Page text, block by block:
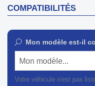
COMPATIBILITÉS
Mon modèle est-il
Mon modèle...
Votre véhicule n'est pas